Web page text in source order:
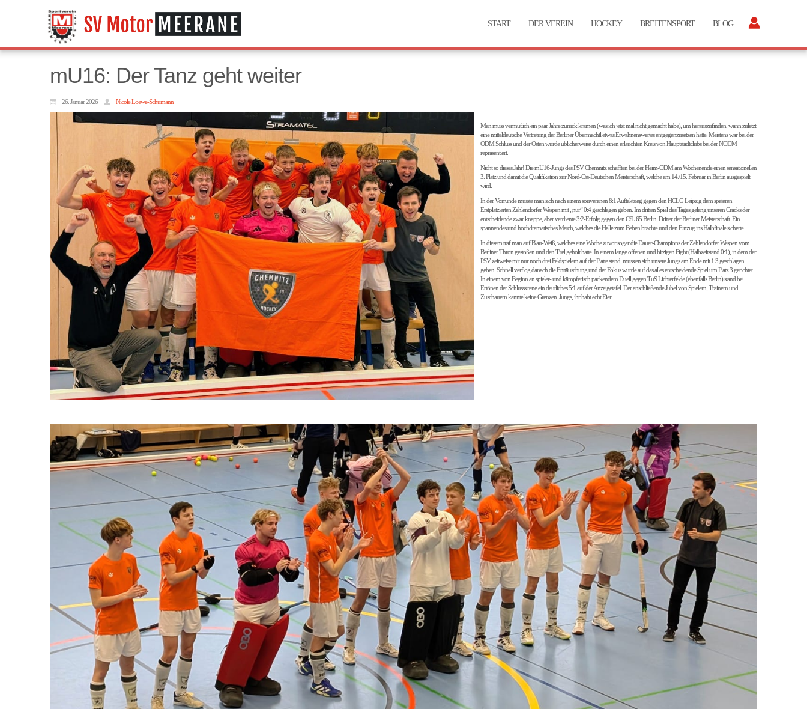
START DER VEREIN HOCKEY BREITENSPORT BLOG
mU16: Der Tanz geht weiter
26. Januar 2026 Nicole Loewe-Schumann
Man muss vermutlich ein paar Jahre zurück kramen (was ich jetzt mal nicht gemacht habe), um herauszufinden, wann zuletzt
eine mitteldeutsche Vertretung der Berliner Übermachtl etwas Erwähnenswertes entgegenzusetzen hatte. Meistens war bei der
ODM Schluss und der Osten wurde üblicherweise durch einen erlauchten Kreis von Hauptstadtclubs bei der NODM
repräsentiert.
Nicht so dieses Jahr! Die mU16-Jungs des PSV Chemnitz schafften bei der Heim-ODM am Wochenende einen sensationellen
3. Platz und damit die Qualifikation zur Nord-Ost-Deutschen Meisterschaft, welche am 14./15. Februar in Berlin ausgespielt
wird.
In der Vorrunde musste man sich nach einem souveränen 8:1 Auftaktsieg gegen den HCLG Leipzig dem späteren
Erstplatzierten Zehlendorfer Wespen mit „nur“ 0:4 geschlagen geben. Im dritten Spiel des Tages gelang unseren Cracks der
entscheidende zwar knappe, aber verdiente 3:2-Erfolg gegen den CfL 65 Berlin, Dritter der Berliner Meisterschaft. Ein
spannendes und hochdramatisches Match, welches die Halle zum Beben brachte und den Einzug ins Halbfinale sicherte.
In diesem traf man auf Blau-Weiß, welches eine Woche zuvor sogar die Dauer-Champions der Zehlendorfer Wespen vom
Berliner Thron gestoßen und den Titel geholt hatte. In einem lange offenen und hitzigen Fight (Halbzeitstand 0:1), in dem der
PSV zeitweise mit nur noch drei Feldspielern auf der Platte stand, mussten sich unsere Jungs am Ende mit 1:3 geschlagen
geben. Schnell verflog danach die Enttäuschung und der Fokus wurde auf das alles entscheidende Spiel um Platz 3 gerichtet.
In einem von Beginn an spieler- und kämpferisch packendem Duell gegen TuS Lichterfelde (ebenfalls Berlin) stand bei
Ertönen der Schlusssirene ein deutliches 5:1 auf der Anzeigetafel. Der anschließende Jubel von Spielern, Trainern und
Zuschauern kannte keine Grenzen. Jungs, ihr habt echt Eier.